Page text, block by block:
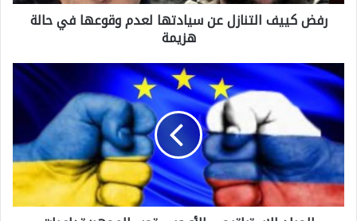
ل
ت
ن
ل
ع
رفض كييف التنازل عن سيادتها لعدم وقوعها في حالة
هزيمة
ا
ل
ح
ي
ا
د